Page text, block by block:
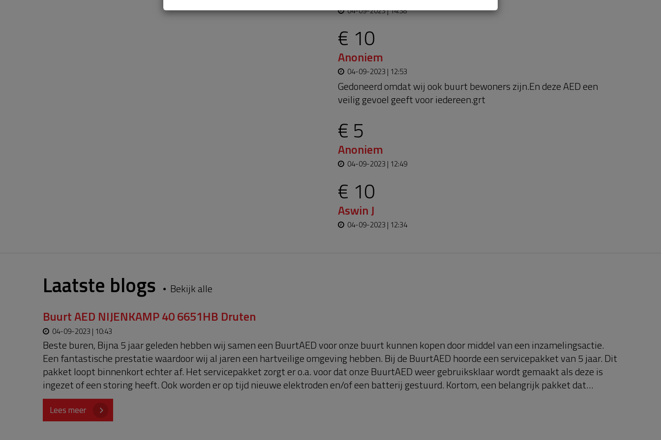
04-09-2023 | 14:38
€ 10
Anoniem
04-09-2023 | 12:53
Gedoneerd omdat wij ook buurt bewoners zijn.En deze AED een
veilig gevoel geeft voor iedereen.grt
€ 5
Anoniem
04-09-2023 | 12:49
€ 10
Aswin J
04-09-2023 | 12:34
Laatste blogs Bekijk alle
Buurt AED NIJENKAMP 40 6651HB Druten
04-09-2023 | 10:43
Beste buren, Bijna 5 jaar geleden hebben wij samen een BuurtAED voor onze buurt kunnen kopen door middel van een inzamelingsactie.
Een fantastische prestatie waardoor wij al jaren een hartveilige omgeving hebben. Bij de BuurtAED hoorde een servicepakket van 5 jaar. Dit
pakket loopt binnenkort echter af. Het servicepakket zorgt er o.a. voor dat onze BuurtAED weer gebruiksklaar wordt gemaakt als deze is
ingezet of een storing heeft. Ook worden er op tijd nieuwe elektroden en/of een batterij gestuurd. Kortom, een belangrijk pakket dat
verlengd moet worden. Om het te kunnen verlengen heb ik jullie hulp nodig. Ik ben een actie gestart op ServiceBuurtAED.nl om geld in te
zamelen. Doe je mee? Alvast super bedankt voor je bijdrage😊
Lees meer